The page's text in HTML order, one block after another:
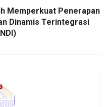
Memperkuat Penerapan
Dinamis Terintegrasi